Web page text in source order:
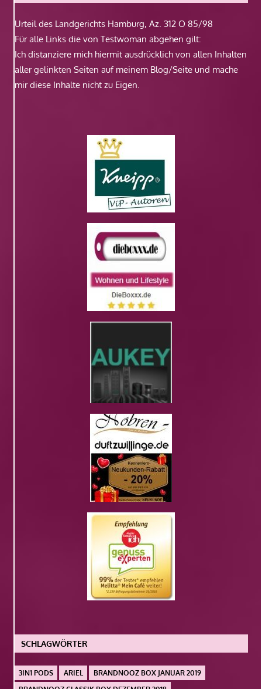
Urteil des Landgerichts Hamburg, Az. 312 O 85/98
Für alle Links die von Testwoman abgehen gilt:
Ich distanziere mich hiermit ausdrücklich von allen Inhalten
aller gelinkten Seiten auf meinem Blog/Seite und mache
mir diese Inhalte nicht zu Eigen.
SCHLAGWÖRTER
3IN1 PODS ARIEL
BRANDNOOZ BOX JANUAR 2019